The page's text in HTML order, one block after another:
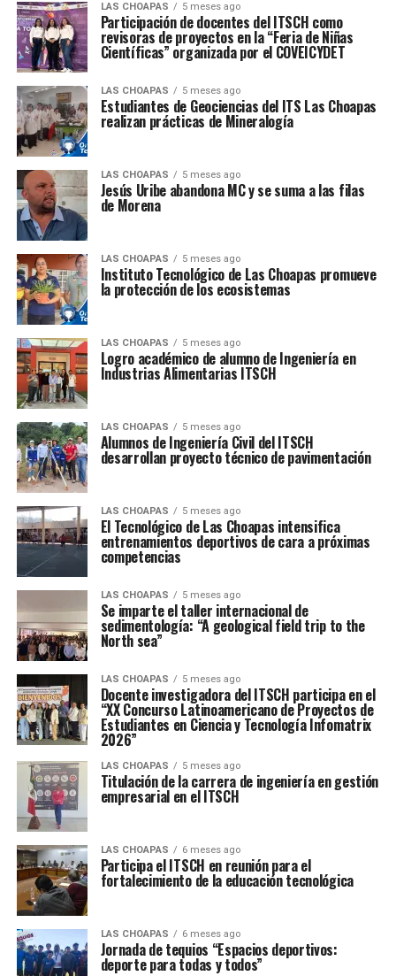
LAS CHOAPAS 5 meses ago
Participación de docentes del ITSCH como
revisoras de proyectos en la “Feria de Niñas
Científicas” organizada por el COVEICYDET
LAS CHOAPAS 5 meses ago
Estudiantes de Geociencias del ITS Las Choapas
realizan prácticas de Mineralogía
LAS CHOAPAS 5 meses ago
Jesús Uribe abandona MC y se suma a las filas
de Morena
LAS CHOAPAS 5 meses ago
Instituto Tecnológico de Las Choapas promueve
la protección de los ecosistemas
LAS CHOAPAS 5 meses ago
Logro académico de alumno de Ingeniería en
Industrias Alimentarias ITSCH
LAS CHOAPAS 5 meses ago
Alumnos de Ingeniería Civil del ITSCH
desarrollan proyecto técnico de pavimentación
LAS CHOAPAS 5 meses ago
El Tecnológico de Las Choapas intensifica
entrenamientos deportivos de cara a próximas
competencias
LAS CHOAPAS 5 meses ago
Se imparte el taller internacional de
sedimentología: “A geological field trip to the
North sea”
LAS CHOAPAS 5 meses ago
Docente investigadora del ITSCH participa en el
“XX Concurso Latinoamericano de Proyectos de
Estudiantes en Ciencia y Tecnología Infomatrix
2026”
LAS CHOAPAS 5 meses ago
Titulación de la carrera de ingeniería en gestión
empresarial en el ITSCH
LAS CHOAPAS 6 meses ago
Participa el ITSCH en reunión para el
fortalecimiento de la educación tecnológica
LAS CHOAPAS 6 meses ago
Jornada de tequios “Espacios deportivos:
deporte para todas y todos”